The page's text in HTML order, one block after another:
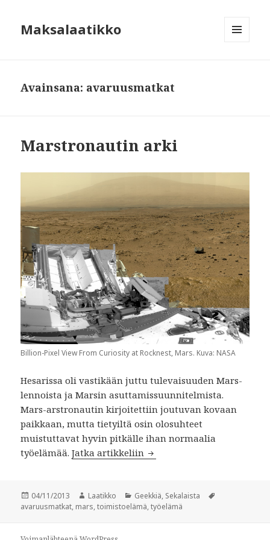
Maksalaatikko
Avainsana: avaruusmatkat
Marstronautin arki
Billion-Pixel View From Curiosity at Rocknest, Mars. Kuva: NASA
Hesarissa oli vastikään juttu tulevaisuuden Mars-
lennoista ja Marsin asuttamissuunnitelmista.
Mars-arstronautin kirjoitettiin joutuvan kovaan
paikkaan, mutta tietyiltä osin olosuhteet
muistuttavat hyvin pitkälle ihan normaalia
työelämää.Jatka artikkeliin Marstronautin arki
Julkaistu
04/11/2013 Kirjoittaja
Laatikko Kategoriat
Geekkiä, Sekalaista
avaruusmatkat, mars,toimistoelämä,työelämä